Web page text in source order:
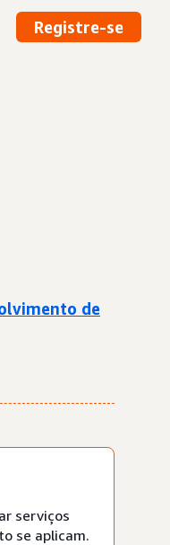
Registre-se
de
serviços
se aplicam.